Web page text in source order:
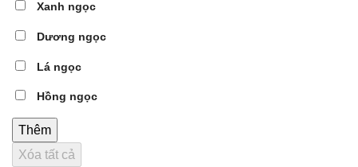
Xanh ngọc
Dương ngọc
Lá ngọc
Hồng ngọc
Thêm
Xóa tất cả